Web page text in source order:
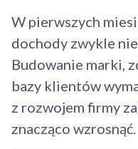
W pierwszych
dochody zwykle
Budowanie marki,
bazy klientów
z rozwojem firmy
znacząco wzrosnąć.